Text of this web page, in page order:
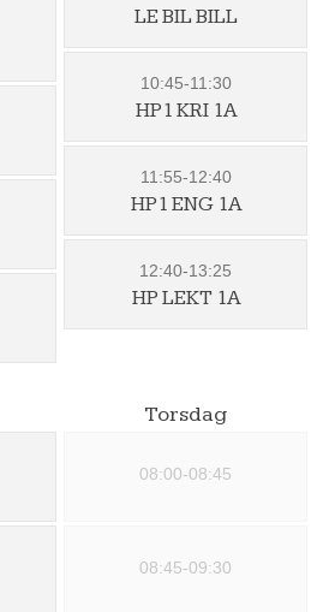
LE BIL BILL
10:45-11:30
HP1 KRI 1A
11:55-12:40
HP1 ENG 1A
12:40-13:25
HP LEKT 1A
Torsdag
08:00-08:45
08:45-09:30